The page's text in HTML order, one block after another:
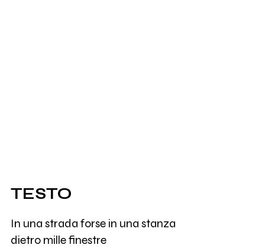
TESTO
In una strada forse in una stanza
dietro mille finestre